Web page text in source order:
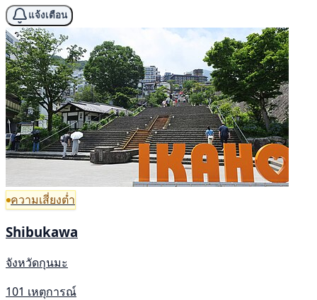
แจ้งเตือน
ความเสี่ยงต่ำ
Shibukawa
จังหวัดกุนมะ
101 เหตุการณ์